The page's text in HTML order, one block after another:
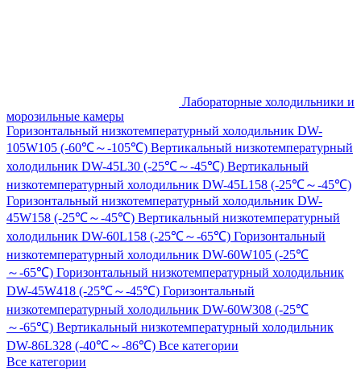
Лабораторные холодильники и
морозильные камеры
Горизонтальный низкотемпературный холодильник DW-
105W105 (-60℃～-105℃) Вертикальный низкотемпературный
холодильник DW-45L30 (-25℃～-45℃) Вертикальный
низкотемпературный холодильник DW-45L158 (-25℃～-45℃)
Горизонтальный низкотемпературный холодильник DW-
45W158 (-25℃～-45℃) Вертикальный низкотемпературный
холодильник DW-60L158 (-25℃～-65℃) Горизонтальный
низкотемпературный холодильник DW-60W105 (-25℃
～-65℃) Горизонтальный низкотемпературный холодильник
DW-45W418 (-25℃～-45℃) Горизонтальный
низкотемпературный холодильник DW-60W308 (-25℃
～-65℃) Вертикальный низкотемпературный холодильник
DW-86L328 (-40℃～-86℃) Все категории
Все категории